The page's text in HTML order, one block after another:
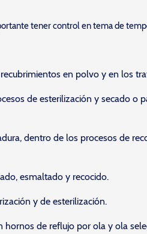
tener control en tema de
en polvo y en los
de esterilización y secado o
dentro de los procesos de
esmaltado y recocido.
y de esterilización.
hornos de reflujo por ola y ola